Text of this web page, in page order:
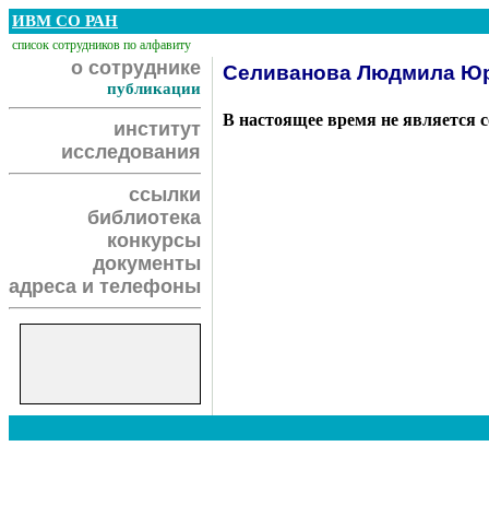
ИВМ СО РАН
список сотрудников по алфавиту
о сотруднике
публикации
институт
исследования
ссылки
библиотека
конкурсы
документы
адреса и телефоны
Селиванова Людмила
В настоящее время не является